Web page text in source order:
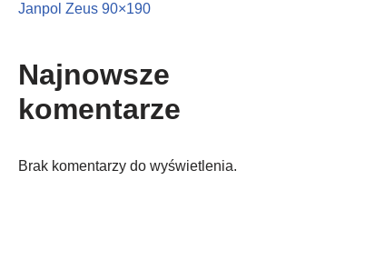
Janpol Zeus 90×190
Najnowsze
komentarze
Brak komentarzy do wyświetlenia.